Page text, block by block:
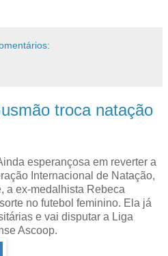
troca natação
esperançosa em reverter a
Internacional de Natação,
a ex-medalhista Rebeca
no futebol feminino. Ela já
e vai disputar a Liga
Ascoop.